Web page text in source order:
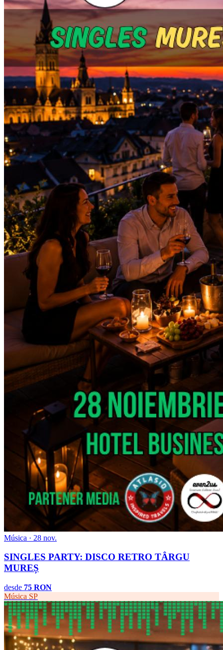
Música · 28 nov.
SINGLES PARTY: DISCO RETRO TÂRGU
MUREȘ
desde 75 RON
Música SP